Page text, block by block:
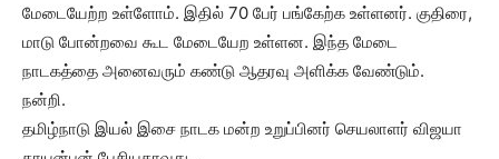
மேடையேற்ற உள்ளோம். இதில் 70 பேர் பங்கேற்க உள்ளனர். குதிரை,
மாடு போன்றவை கூட மேடையேற உள்ளன. இந்த மேடை
நாடகத்தை அனைவரும் கண்டு ஆதரவு அளிக்க வேண்டும்.
நன்றி.
தமிழ்நாடு இயல் இசை நாடக மன்ற உறுப்பினர் செயலாளர் விஜயா